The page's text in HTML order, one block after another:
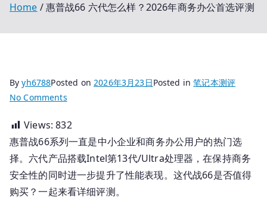
Home 惠普战66 六代怎么样？2026年商务办公首选评测
Byyh6788Posted on2026年3月23日Posted in笔记本测评
No Commentson
普
战
66
六
代
Views: 832
惠普战66系列一直是中小企业和商务办公用户的热门选
择。六代产品搭载Intel第13代/Ultra处理器，在保持商务
安全性的同时进一步提升了性能表现。这代战66是否值得
购买？一起来看详细评测。